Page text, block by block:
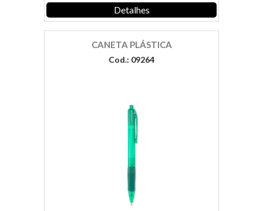
Detalhes
CANETA PLÁSTICA
Cod.: 09264